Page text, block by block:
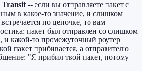
-- если вы отправляете пакет с
в какое-то значение, и слишком
по цепочке, то вам
пакет был отправлен со слишком
и какой-то промежуточный роутер
пакет прибивается, а отправителю
"Я прибил твой пакет, потому